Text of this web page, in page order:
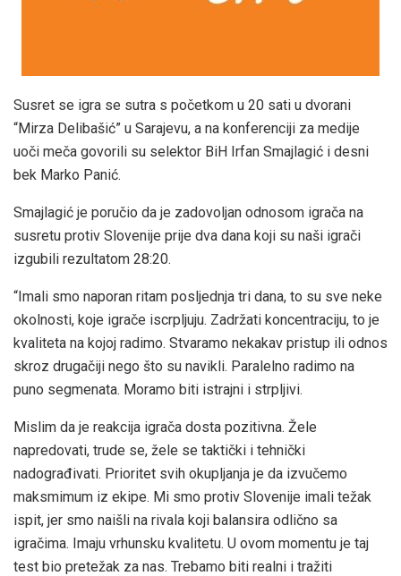
Susret se igra se sutra s početkom u 20 sati u dvorani
“Mirza Delibašić” u Sarajevu, a na konferenciji za medije
uoči meča govorili su selektor BiH Irfan Smajlagić i desni
bek Marko Panić.
Smajlagić je poručio da je zadovoljan odnosom igrača na
susretu protiv Slovenije prije dva dana koji su naši igrači
izgubili rezultatom 28:20.
“Imali smo naporan ritam posljednja tri dana, to su sve neke
okolnosti, koje igrače iscrpljuju. Zadržati koncentraciju, to je
kvaliteta na kojoj radimo. Stvaramo nekakav pristup ili odnos
skroz drugačiji nego što su navikli. Paralelno radimo na
puno segmenata. Moramo biti istrajni i strpljivi.
Mislim da je reakcija igrača dosta pozitivna. Žele
napredovati, trude se, žele se taktički i tehnički
nadograđivati. Prioritet svih okupljanja je da izvučemo
maksmimum iz ekipe. Mi smo protiv Slovenije imali težak
ispit, jer smo naišli na rivala koji balansira odlično sa
igračima. Imaju vrhunsku kvalitetu. U ovom momentu je taj
test bio pretežak za nas. Trebamo biti realni i tražiti